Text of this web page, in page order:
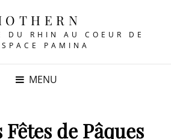
DU RHIN AU COEUR DE
PAMINA
MENU
Fêtes de Pâques